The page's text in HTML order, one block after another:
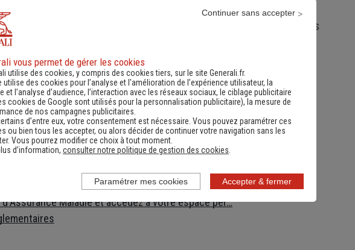
Documents utiles
votre assureur 24h/24 !
votre poche !
la Chambre Syndicale du Déménagement
votre changement d'adresse
à laquelle vous adresser pour vos démarches
Maladie et accédez à votre espace per…
vous permet de gérer les cookies
utilise des cookies, y compris des cookies tiers, sur le site Generali.fr.
utilise des cookies pour l’analyse et l'amélioration de l’expérience utilisateur, la
et l’analyse d’audience, l’interaction avec les réseaux sociaux, le ciblage publicitaire
cookies de Google sont utilisés pour la personnalisation publicitaire), la mesure de
de nos campagnes publicitaires.
d’entre eux, votre consentement est nécessaire. Vous pouvez paramétrer ces
ou bien tous les accepter, ou alors décider de continuer votre navigation sans les
Vous pourrez modifier ce choix à tout moment.
d’information, consulter notre politique de gestion des cookies.
Accepter & fermer
Continuer sans accepter
Paramétrer mes cookies